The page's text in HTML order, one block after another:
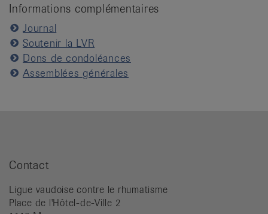
Informations complémentaires
Journal
Soutenir la LVR
Dons de condoléances
Assemblées générales
Contact
Ligue vaudoise contre le rhumatisme
Place de l'Hôtel-de-Ville 2